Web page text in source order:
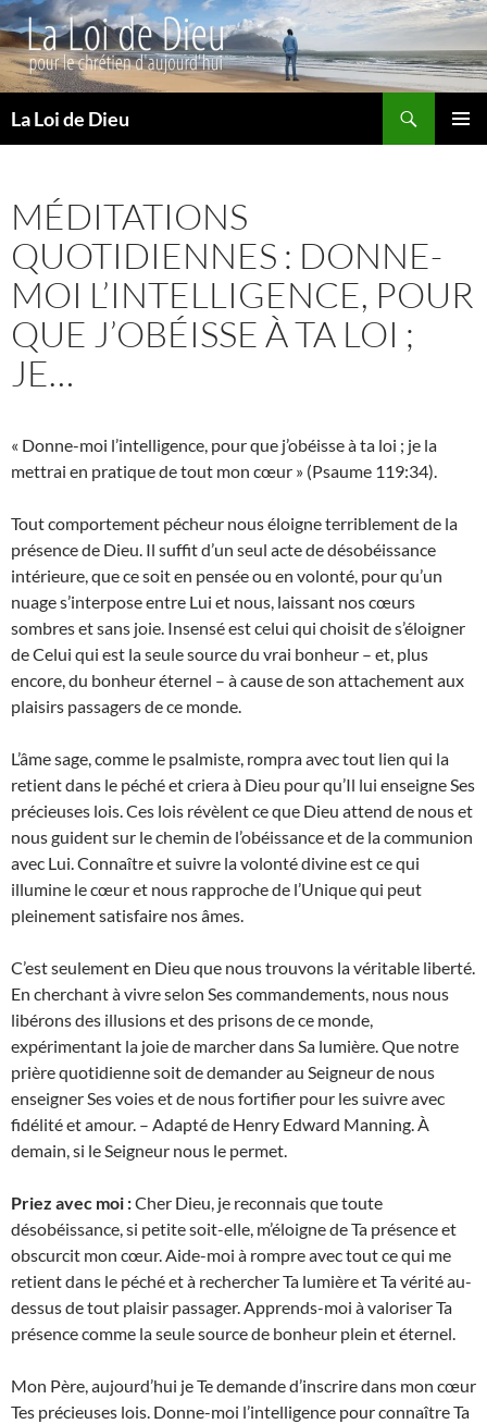
La Loi de Dieu
MÉDITATIONS
QUOTIDIENNES : DONNE-
MOI L’INTELLIGENCE, POUR
QUE J’OBÉISSE À TA LOI ;
JE…
« Donne-moi l’intelligence, pour que j’obéisse à ta loi ; je la
mettrai en pratique de tout mon cœur » (Psaume 119:34).
Tout comportement pécheur nous éloigne terriblement de la
présence de Dieu. Il suffit d’un seul acte de désobéissance
intérieure, que ce soit en pensée ou en volonté, pour qu’un
nuage s’interpose entre Lui et nous, laissant nos cœurs
sombres et sans joie. Insensé est celui qui choisit de s’éloigner
de Celui qui est la seule source du vrai bonheur – et, plus
encore, du bonheur éternel – à cause de son attachement aux
plaisirs passagers de ce monde.
L’âme sage, comme le psalmiste, rompra avec tout lien qui la
retient dans le péché et criera à Dieu pour qu’Il lui enseigne Ses
précieuses lois. Ces lois révèlent ce que Dieu attend de nous et
nous guident sur le chemin de l’obéissance et de la communion
avec Lui. Connaître et suivre la volonté divine est ce qui
illumine le cœur et nous rapproche de l’Unique qui peut
pleinement satisfaire nos âmes.
C’est seulement en Dieu que nous trouvons la véritable liberté.
En cherchant à vivre selon Ses commandements, nous nous
libérons des illusions et des prisons de ce monde,
expérimentant la joie de marcher dans Sa lumière. Que notre
prière quotidienne soit de demander au Seigneur de nous
enseigner Ses voies et de nous fortifier pour les suivre avec
fidélité et amour. – Adapté de Henry Edward Manning. À
demain, si le Seigneur nous le permet.
Priez avec moi :Cher Dieu, je reconnais que toute
désobéissance, si petite soit-elle, m’éloigne de Ta présence et
obscurcit mon cœur. Aide-moi à rompre avec tout ce qui me
retient dans le péché et à rechercher Ta lumière et Ta vérité au-
dessus de tout plaisir passager. Apprends-moi à valoriser Ta
présence comme la seule source de bonheur plein et éternel.
Mon Père, aujourd’hui je Te demande d’inscrire dans mon cœur
Tes précieuses lois. Donne-moi l’intelligence pour connaître Ta